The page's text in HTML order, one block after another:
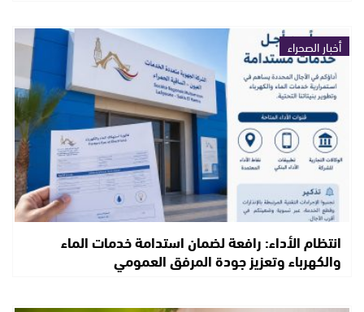
أخبار الصحراء
انتظام الأداء: رافعة لضمان استدامة خدمات الماء
والكهرباء وتعزيز جودة المرفق العمومي